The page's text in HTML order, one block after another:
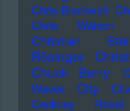
Chris Blackwell
Chris Watson
Christian
Rösinger
Chuck Berry
Waves
City
Cockney Rebel